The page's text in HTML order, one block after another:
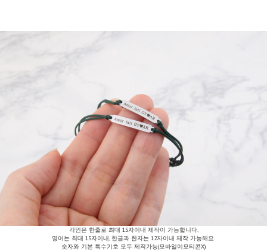
각인은 한줄로 최대 15자이내 제작이 가능합니다.
영어는 최대 15자이내, 한글과 한자는 12자이내 제작 가능해요.
숫자와 기본 특수기호 모두 제작가능(모바일이모티콘X)